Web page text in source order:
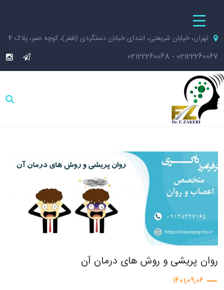
تهران، خیابان شریعتی، ابتدای خیابان دستگردی (ظفر)، کوچه صبر، پلاک 4
02122260067
-
02122260068
روان پریشی و روش های درمان آن
1401,09,06